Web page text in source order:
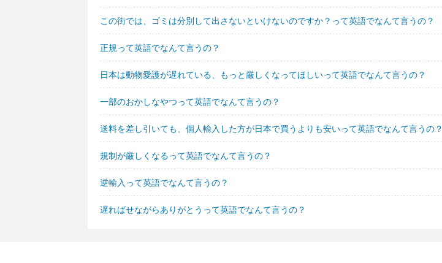
この街では、ゴミは分別して出さないといけないのですか？って英語でなんて言うの？
正規って英語でなんて言うの？
日本は動物愛護が遅れている、もっと厳しくなってほしいって英語でなんて言うの？
一部のおかしなやつって英語でなんて言うの？
送料を差し引いても、個人輸入した方が日本で買うよりも安いって英語でなんて言うの？
規制が厳しくなるって英語でなんて言うの？
逆輸入って英語でなんて言うの？
遅ればせながらありがとうって英語でなんて言うの？